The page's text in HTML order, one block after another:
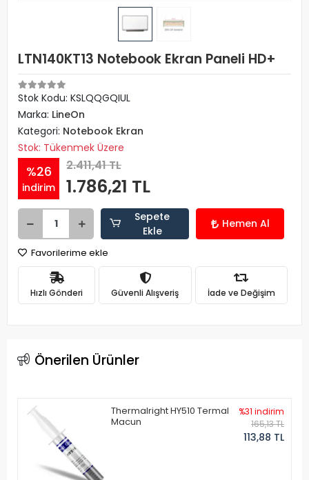
LTN140KT13 Notebook Ekran Paneli HD+
Stok Kodu: KSLQQGQIUL
Marka: LineOn
Kategori: Notebook Ekran
Stok: Tükenmek Üzere
%26
indirim
2.411,41 TL
1.786,21 TL
Sepete
Ekle
Hemen Al
Favorilerime ekle
Hızlı Gönderi Güvenli Alışveriş İade ve Değişim
Önerilen Ürünler
Thermalright HY510 Termal
Macun
%31 indirim
165,13 TL
113,88 TL